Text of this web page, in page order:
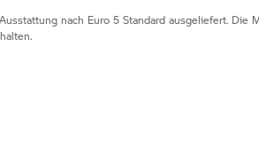
nach Euro 5 Standard ausgeliefert.